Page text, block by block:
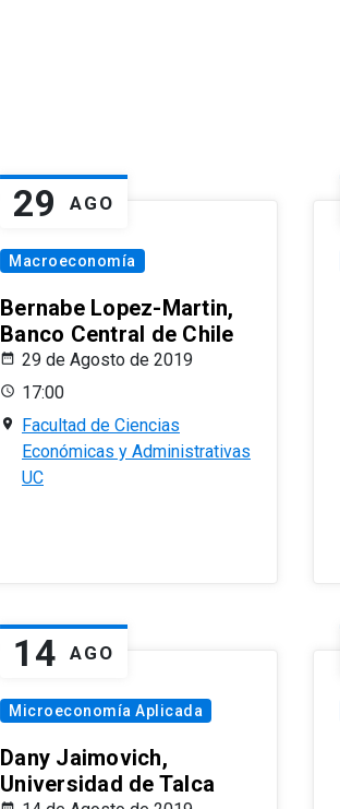
29 AGO
Macroeconomía
Bernabe Lopez-Martin,
Banco Central de Chile
29 de Agosto de 2019
17:00
Facultad de Ciencias
Económicas y Administrativas
UC
14 AGO
Microeconomía Aplicada
Dany Jaimovich,
Universidad de Talca